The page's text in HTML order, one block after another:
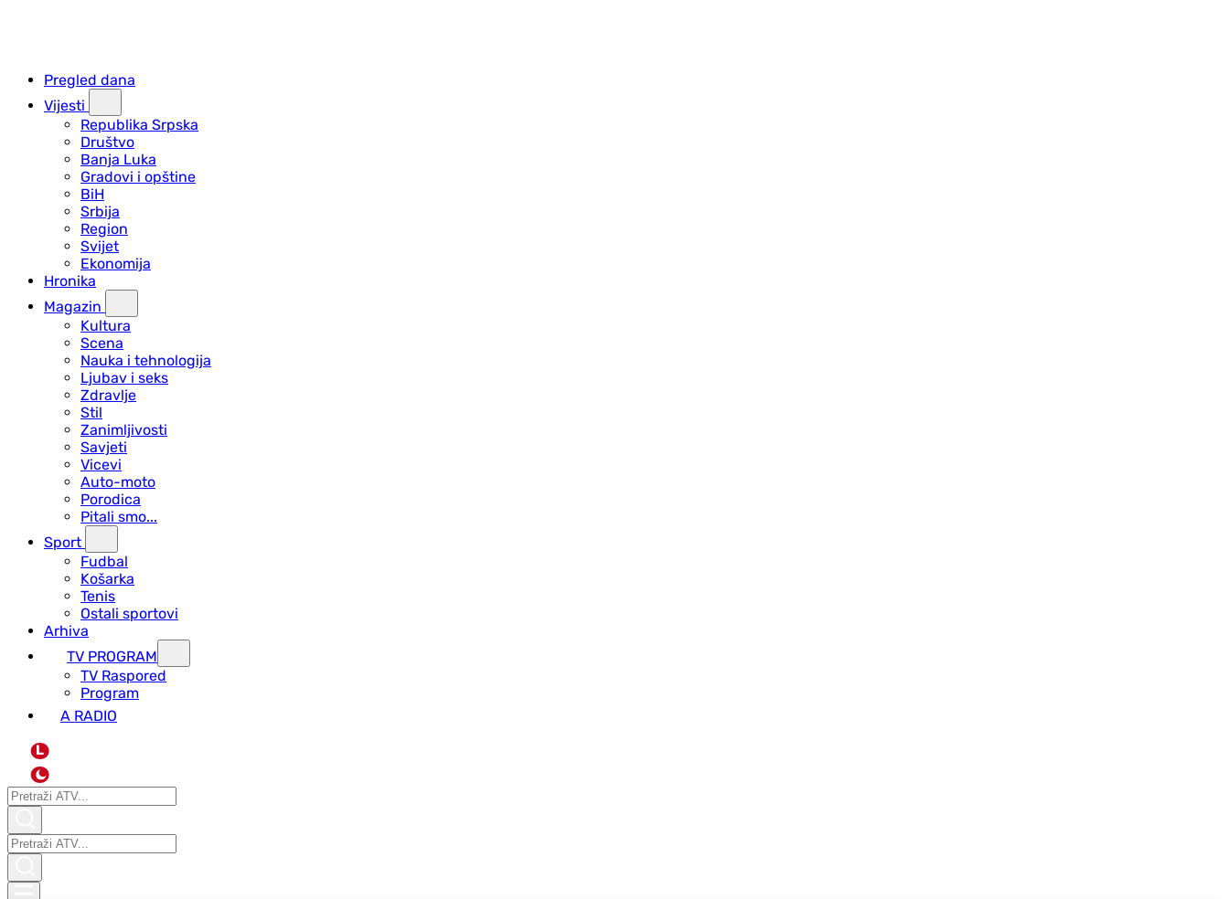
Pregled dana
Vijesti
Republika Srpska
Društvo
Banja Luka
Gradovi i opštine
BiH
Srbija
Region
Svijet
Ekonomija
Hronika
Magazin
Kultura
Scena
Nauka i tehnologija
Ljubav i seks
Zdravlje
Stil
Zanimljivosti
Savjeti
Vicevi
Auto-moto
Porodica
Pitali smo...
Sport
Fudbal
Košarka
Tenis
Ostali sportovi
Arhiva
TV PROGRAM
ТV Raspored
Program
A RADIO
L